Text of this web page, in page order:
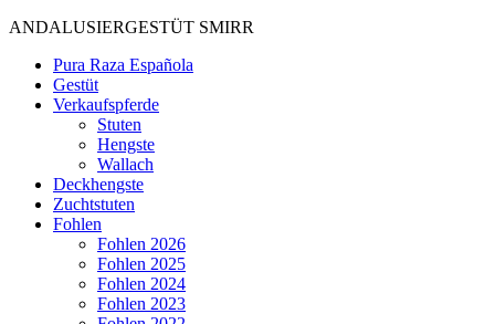
ANDALUSIERGESTÜT SMIRR
Pura Raza Española
Gestüt
Verkaufspferde
Stuten
Hengste
Wallach
Deckhengste
Zuchtstuten
Fohlen
Fohlen 2026
Fohlen 2025
Fohlen 2024
Fohlen 2023